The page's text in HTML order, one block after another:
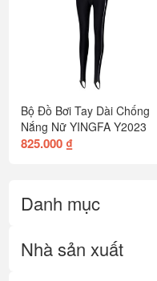
Danh mục
Nhà sản xuất
Bộ Đồ Bơi Tay Dài Chống
Nắng Nữ YINGFA Y2023
825.000 ₫